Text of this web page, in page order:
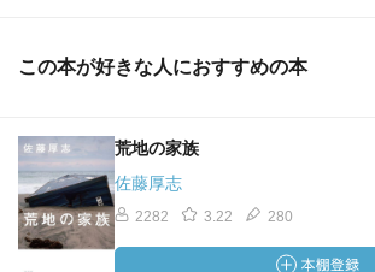
この本が好きな人におすすめの本
荒地の家族
佐藤厚志
2282 3.22 280